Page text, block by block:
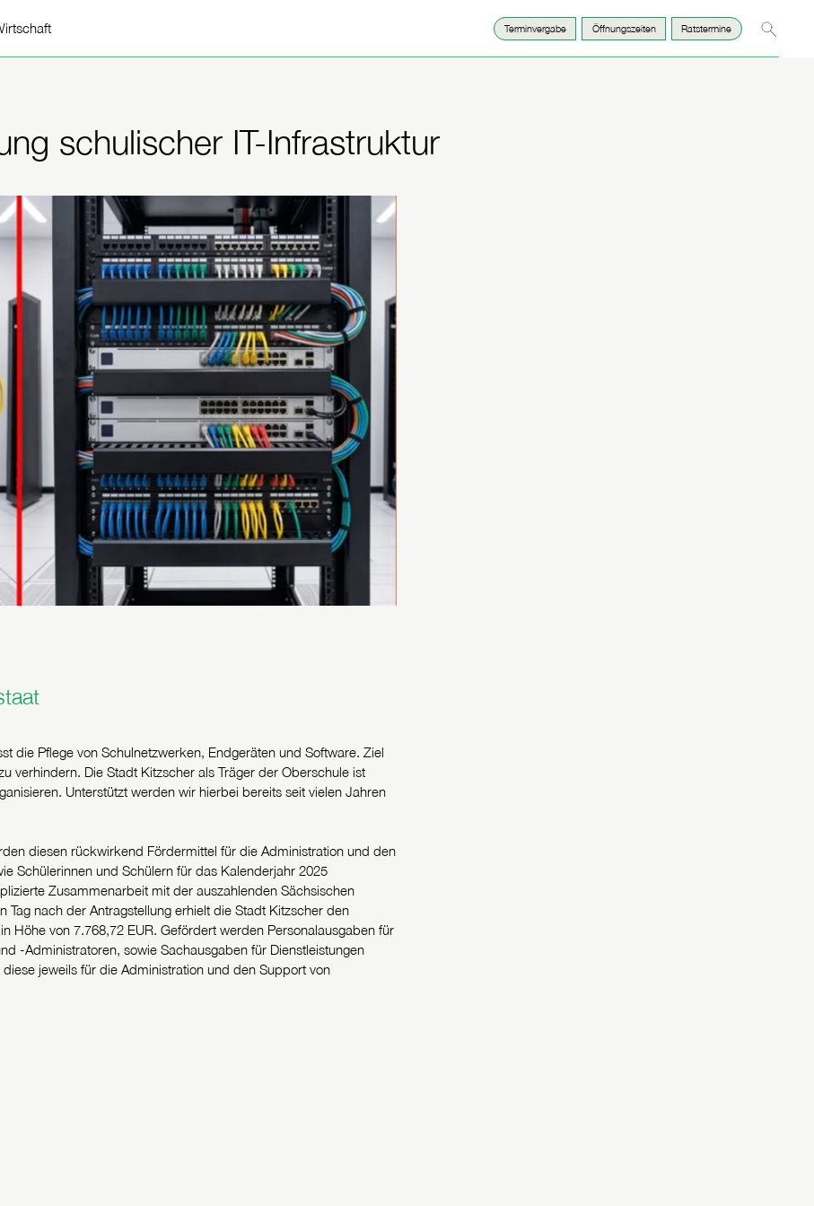
Terminvergabe Öffnungszeiten Ratstermine Suche
schulischer IT-Infrastruktur
die Pflege von Schulnetzwerken, Endgeräten und Software. Ziel
verhindern. Die Stadt Kitzscher als Träger der Oberschule ist
Unterstützt werden wir hierbei bereits seit vielen Jahren
diesen rückwirkend Fördermittel für die Administration und den
Schülerinnen und Schülern für das Kalenderjahr 2025
Zusammenarbeit mit der auszahlenden Sächsischen
nach der Antragstellung erhielt die Stadt Kitzscher den
Höhe von 7.768,72 EUR. Gefördert werden Personalausgaben für
-Administratoren, sowie Sachausgaben für Dienstleistungen
jeweils für die Administration und den Support von